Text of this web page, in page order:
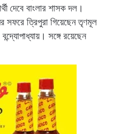
দেবে বাংলার শাসক দল।
সফরে ত্রিপুরা গিয়েছেন তৃণমূল
সঙ্গে রয়েছেন